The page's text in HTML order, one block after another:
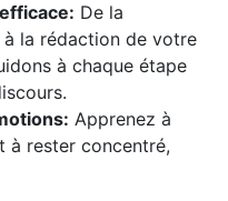
De la
la rédaction de votre
à chaque étape
Apprenez à
à rester concentré,